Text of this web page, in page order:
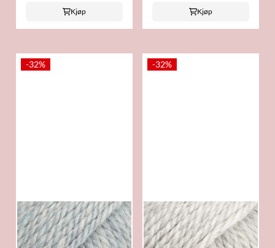
Kjøp Kjøp
-32% -32%